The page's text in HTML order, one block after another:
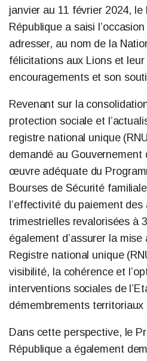
janvier au 11 février 2024,
République a saisi
adresser, au nom de la
félicitations aux Lions et
encouragements et son
Revenant sur la
protection sociale et
registre national unique
demandé au Gouvernement
œuvre adéquate du
Bourses de Sécurité
l’effectivité du paiement
trimestrielles revalorisées à
également d’assurer la
Registre national unique
visibilité, la cohérence et
interventions sociales de
démembrements
Dans cette perspective, le
République a également